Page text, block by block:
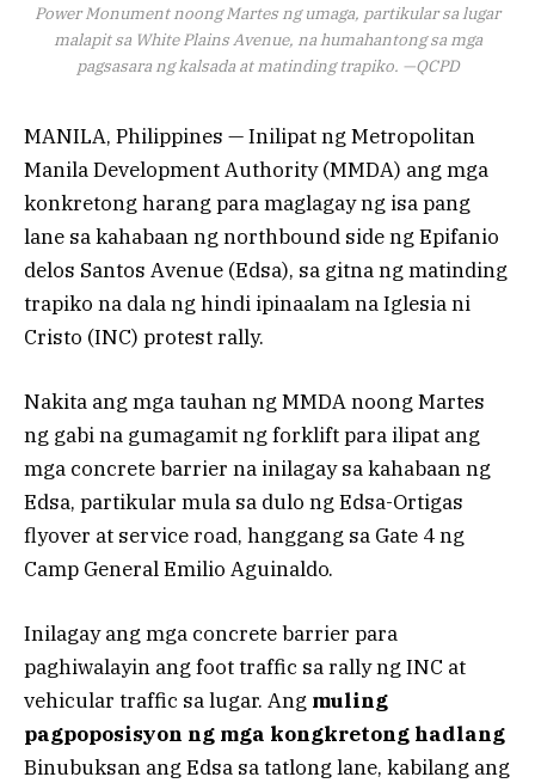
Power Monument noong Martes ng umaga, partikular sa lugar
malapit sa White Plains Avenue, na humahantong sa mga
pagsasara ng kalsada at matinding trapiko. —QCPD
MANILA, Philippines — Inilipat ng Metropolitan
Manila Development Authority (MMDA) ang mga
konkretong harang para maglagay ng isa pang
lane sa kahabaan ng northbound side ng Epifanio
delos Santos Avenue (Edsa), sa gitna ng matinding
trapiko na dala ng hindi ipinaalam na Iglesia ni
Cristo (INC) protest rally.
Nakita ang mga tauhan ng MMDA noong Martes
ng gabi na gumagamit ng forklift para ilipat ang
mga concrete barrier na inilagay sa kahabaan ng
Edsa, partikular mula sa dulo ng Edsa-Ortigas
flyover at service road, hanggang sa Gate 4 ng
Camp General Emilio Aguinaldo.
Inilagay ang mga concrete barrier para
paghiwalayin ang foot traffic sa rally ng INC at
vehicular traffic sa lugar. Ang muling
pagpoposisyon ng mga kongkretong hadlang
Binubuksan ang Edsa sa tatlong lane, kabilang ang